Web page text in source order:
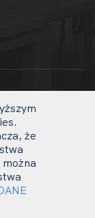
że